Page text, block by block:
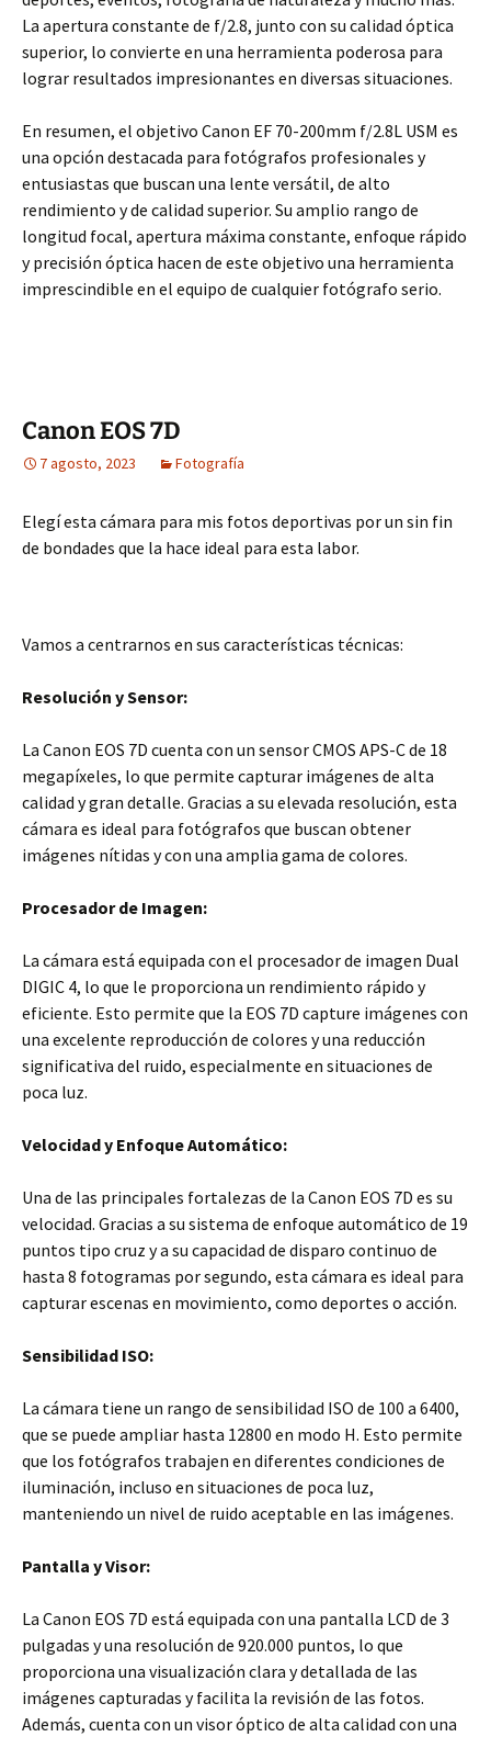
La apertura constante de f/2.8, junto con su calidad óptica
superior, lo convierte en una herramienta poderosa para
lograr resultados impresionantes en diversas situaciones.
En resumen, el objetivo Canon EF 70-200mm f/2.8L USM es
una opción destacada para fotógrafos profesionales y
entusiastas que buscan una lente versátil, de alto
rendimiento y de calidad superior. Su amplio rango de
longitud focal, apertura máxima constante, enfoque rápido
y precisión óptica hacen de este objetivo una herramienta
imprescindible en el equipo de cualquier fotógrafo serio.
Canon EOS 7D
7 agosto, 2023 Fotografía
Elegí esta cámara para mis fotos deportivas por un sin fin
de bondades que la hace ideal para esta labor.
Vamos a centrarnos en sus características técnicas:
Resolución y Sensor:
La Canon EOS 7D cuenta con un sensor CMOS APS-C de 18
megapíxeles, lo que permite capturar imágenes de alta
calidad y gran detalle. Gracias a su elevada resolución, esta
cámara es ideal para fotógrafos que buscan obtener
imágenes nítidas y con una amplia gama de colores.
Procesador de Imagen:
La cámara está equipada con el procesador de imagen Dual
DIGIC 4, lo que le proporciona un rendimiento rápido y
eficiente. Esto permite que la EOS 7D capture imágenes con
una excelente reproducción de colores y una reducción
significativa del ruido, especialmente en situaciones de
poca luz.
Velocidad y Enfoque Automático:
Una de las principales fortalezas de la Canon EOS 7D es su
velocidad. Gracias a su sistema de enfoque automático de 19
puntos tipo cruz y a su capacidad de disparo continuo de
hasta 8 fotogramas por segundo, esta cámara es ideal para
capturar escenas en movimiento, como deportes o acción.
Sensibilidad ISO:
La cámara tiene un rango de sensibilidad ISO de 100 a 6400,
que se puede ampliar hasta 12800 en modo H. Esto permite
que los fotógrafos trabajen en diferentes condiciones de
iluminación, incluso en situaciones de poca luz,
manteniendo un nivel de ruido aceptable en las imágenes.
Pantalla y Visor:
La Canon EOS 7D está equipada con una pantalla LCD de 3
pulgadas y una resolución de 920.000 puntos, lo que
proporciona una visualización clara y detallada de las
imágenes capturadas y facilita la revisión de las fotos.
Además, cuenta con un visor óptico de alta calidad con una